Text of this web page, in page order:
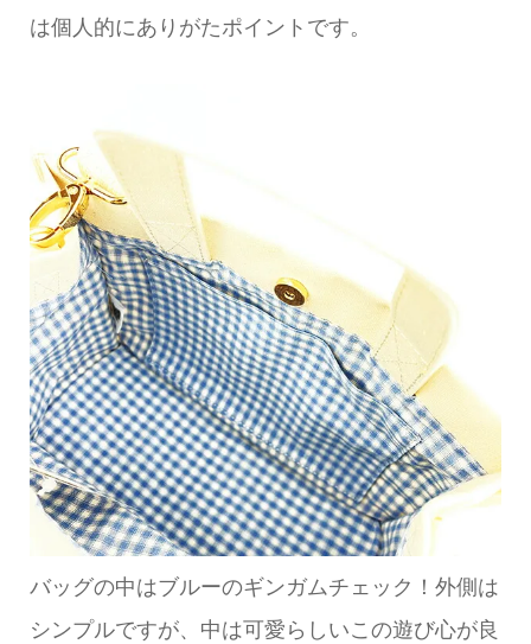
は個人的にありがたポイントです。
バッグの中はブルーのギンガムチェック！外側は
シンプルですが、中は可愛らしいこの遊び心が良